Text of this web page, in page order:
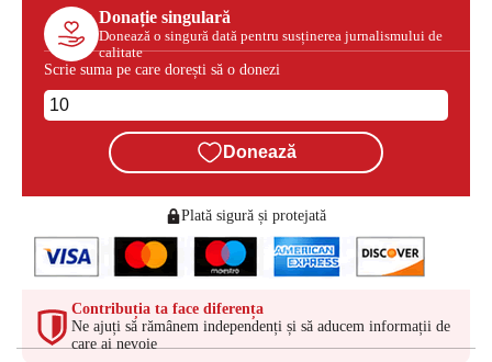
Donație singulară
Donează o singură dată pentru susținerea jurnalismului de
calitate
Scrie suma pe care dorești să o donezi
Donează
Plată sigură și protejată
Contribuția ta face diferența
Ne ajuți să rămânem independenți și să aducem informații de
care ai nevoie